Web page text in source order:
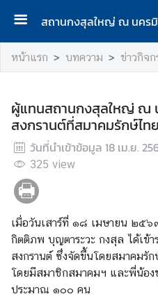
สถานกงสุลใหญ่ ณ นคร
ห
น้
ร
ก
ติ
ต่
เ
ร
า
/
วั
หน้าแรก บทความ ข่าวกิจก
ผู้แทนสถานกงสุลใหญ่ ณ
สงกรานต์ที่สมาคมรักษ์ไ
วันที่นำเข้าข้อมูล 18 เม.ย.
325 view
เมื่อวันเสาร์ที่ ๑๘ เมษายน ๒๕๖
กิตติภพ บุญตาระวะ กงสุล ได้เข้
สงกรานต์ ซึ่งจัดขึ้นโดยสมาคมรั
โดยมีสมาชิกสมาคมฯ และพี่น้อง
ประมาณ ๑๐๐ คน